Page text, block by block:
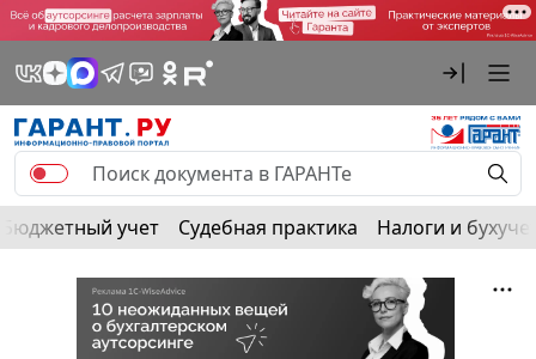
Бюджетный учет Судебная практика Налоги и